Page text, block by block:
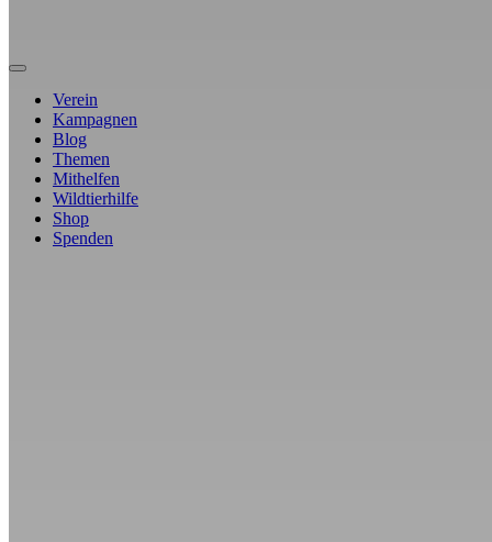
Verein
Kampagnen
Blog
Themen
Mithelfen
Wildtierhilfe
Shop
Spenden